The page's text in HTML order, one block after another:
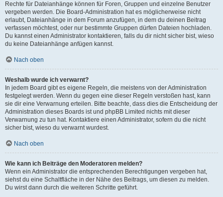
Rechte für Dateianhänge können für Foren, Gruppen und einzelne Benutzer
vergeben werden. Die Board-Administration hat es möglicherweise nicht
erlaubt, Dateianhänge in dem Forum anzufügen, in dem du deinen Beitrag
verfassen möchtest, oder nur bestimmte Gruppen dürfen Dateien hochladen.
Du kannst einen Administrator kontaktieren, falls du dir nicht sicher bist, wieso
du keine Dateianhänge anfügen kannst.
Nach oben
Weshalb wurde ich verwarnt?
In jedem Board gibt es eigene Regeln, die meistens von der Administration
festgelegt werden. Wenn du gegen eine dieser Regeln verstoßen hast, kann
sie dir eine Verwarnung erteilen. Bitte beachte, dass dies die Entscheidung der
Administration dieses Boards ist und phpBB Limited nichts mit dieser
Verwarnung zu tun hat. Kontaktiere einen Administrator, sofern du die nicht
sicher bist, wieso du verwarnt wurdest.
Nach oben
Wie kann ich Beiträge den Moderatoren melden?
Wenn ein Administrator die entsprechenden Berechtigungen vergeben hat,
siehst du eine Schaltfläche in der Nähe des Beitrags, um diesen zu melden.
Du wirst dann durch die weiteren Schritte geführt.